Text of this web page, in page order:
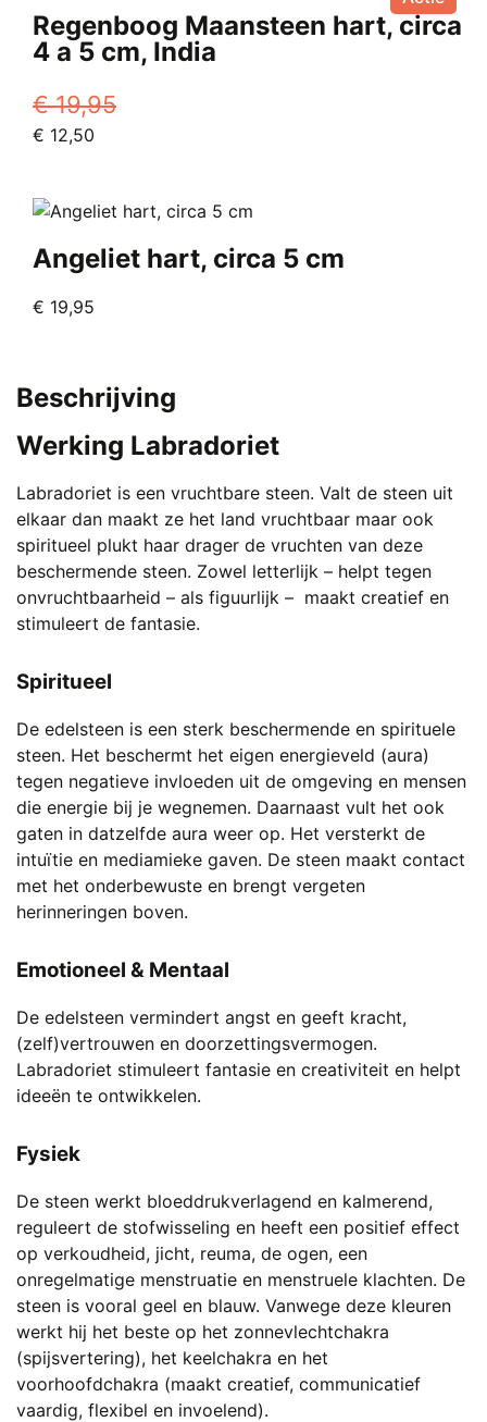
variaties.
Deze
kan
gekozen
de
Regenboog Maansteen hart, circa
4 a 5 cm, India
€19,95
Oorspronkelijke
€ 19,95.
€ 12,50
€ 12,50.
Angeliet hart, circa 5 cm
€ 19,95
Beschrijving
Werking Labradoriet
Labradoriet is een vruchtbare steen. Valt de steen uit
elkaar dan maakt ze het land vruchtbaar maar ook
spiritueel plukt haar drager de vruchten van deze
beschermende steen. Zowel letterlijk – helpt tegen
onvruchtbaarheid – als figuurlijk – maakt creatief en
stimuleert de fantasie.
Spiritueel
De edelsteen is een sterk beschermende en spirituele
steen. Het beschermt het eigen energieveld (aura)
tegen negatieve invloeden uit de omgeving en mensen
die energie bij je wegnemen. Daarnaast vult het ook
gaten in datzelfde aura weer op. Het versterkt de
intuïtie en mediamieke gaven. De steen maakt contact
met het onderbewuste en brengt vergeten
herinneringen boven.
Emotioneel & Mentaal
De edelsteen vermindert angst en geeft kracht,
(zelf)vertrouwen en doorzettingsvermogen.
Labradoriet stimuleert fantasie en creativiteit en helpt
ideeën te ontwikkelen.
Fysiek
De steen werkt bloeddrukverlagend en kalmerend,
reguleert de stofwisseling en heeft een positief effect
op verkoudheid, jicht, reuma, de ogen, een
onregelmatige menstruatie en menstruele klachten. De
steen is vooral geel en blauw. Vanwege deze kleuren
werkt hij het beste op het zonnevlechtchakra
(spijsvertering), het keelchakra en het
voorhoofdchakra (maakt creatief, communicatief
vaardig, flexibel en invoelend).